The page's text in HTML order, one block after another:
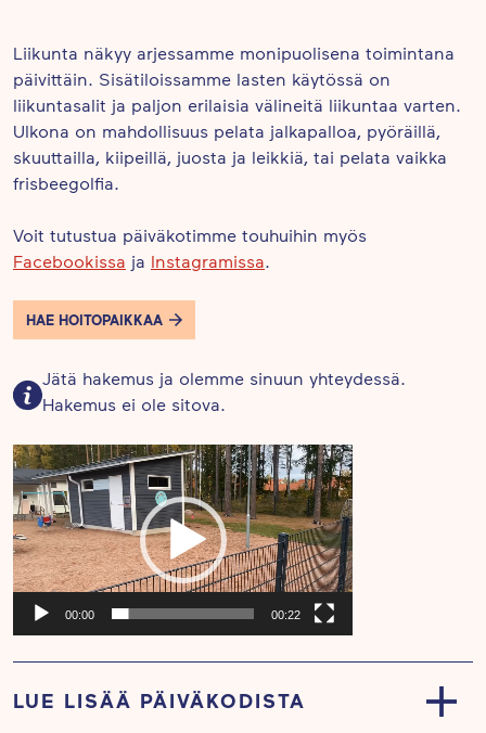
Liikunta näkyy arjessamme monipuolisena toimintana
päivittäin. Sisätiloissamme lasten käytössä on
liikuntasalit ja paljon erilaisia välineitä liikuntaa varten.
Ulkona on mahdollisuus pelata jalkapalloa, pyöräillä,
skuuttailla, kiipeillä, juosta ja leikkiä, tai pelata vaikka
frisbeegolfia.
Voit tutustua päiväkotimme touhuihin myös
Facebookissa ja Instagramissa
HAE HOITOPAIKKAA
Jätä hakemus ja olemme sinuun yhteydessä.
Hakemus ei ole sitova.
Videotoistin
00:00 00:22
LUE LISÄÄ PÄIVÄKODISTA